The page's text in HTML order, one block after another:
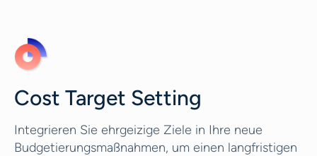
Cost Target Setting
Integrieren Sie ehrgeizige Ziele in Ihre neue
Budgetierungsmaßnahmen, um einen langfristigen